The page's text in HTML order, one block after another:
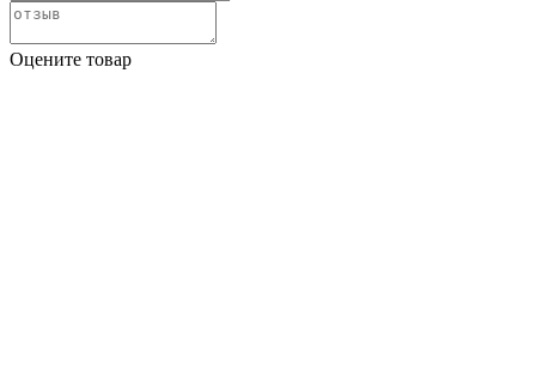
Оцените товар